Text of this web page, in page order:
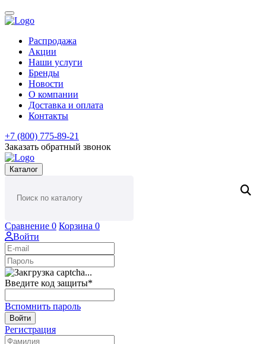
Распродажа
Акции
Наши услуги
Бренды
Новости
О компании
Доставка и оплата
Контакты
+7 (800) 775-89-21
Заказать обратный звонок
Каталог
Сравнение 0 Корзина 0
Войти
Введите код защиты*
Вспомнить пароль
Войти
Регистрация